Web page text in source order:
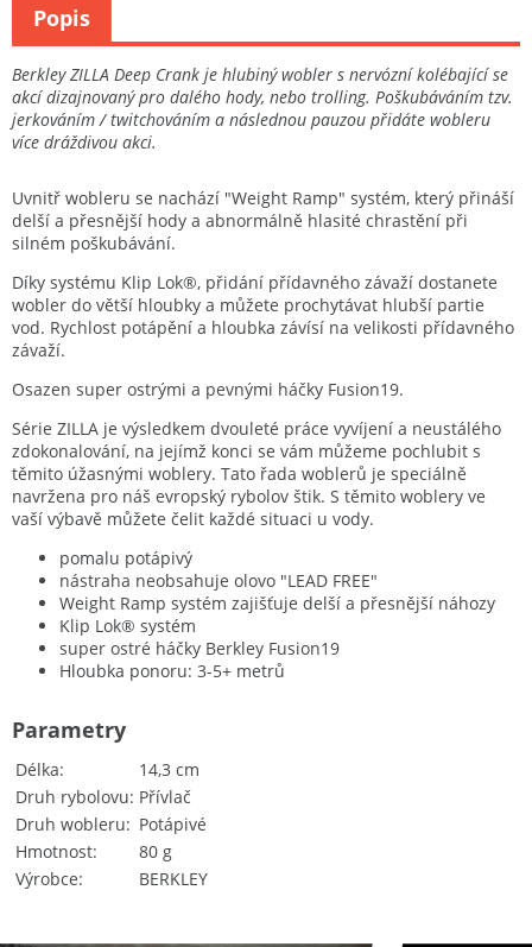
Berkley ZILLA Deep Crank je hlubiný wobler s nervózní kolébající se
akcí dizajnovaný pro dalého hody, nebo trolling. Poškubáváním tzv.
jerkováním / twitchováním a následnou pauzou přidáte wobleru
více dráždivou akci.
Uvnitř wobleru se nachází "Weight Ramp" systém, který přináší
delší a přesnější hody a abnormálně hlasité chrastění při
silném poškubávání.
Díky systému Klip Lok®, přidání přídavného závaží dostanete
wobler do větší hloubky a můžete prochytávat hlubší partie
vod. Rychlost potápění a hloubka závísí na velikosti přídavného
závaží.
Osazen super ostrými a pevnými háčky Fusion19.
Série ZILLA je výsledkem dvouleté práce vyvíjení a neustálého
zdokonalování, na jejímž konci se vám můžeme pochlubit s
těmito úžasnými woblery. Tato řada woblerů je speciálně
navržena pro náš evropský rybolov štik. S těmito woblery ve
vaší výbavě můžete čelit každé situaci u vody.
pomalu potápivý
nástraha neobsahuje olovo "LEAD FREE"
Weight Ramp systém zajišťuje delší a přesnější náhozy
Klip Lok® systém
super ostré háčky Berkley Fusion19
Hloubka ponoru: 3-5+ metrů
Délka
14,3 cm
Druh rybolovu Přívlač
Druh wobleru
Potápivé
Hmotnost
80 g
Výrobce
BERKLEY
Parametry
Popis